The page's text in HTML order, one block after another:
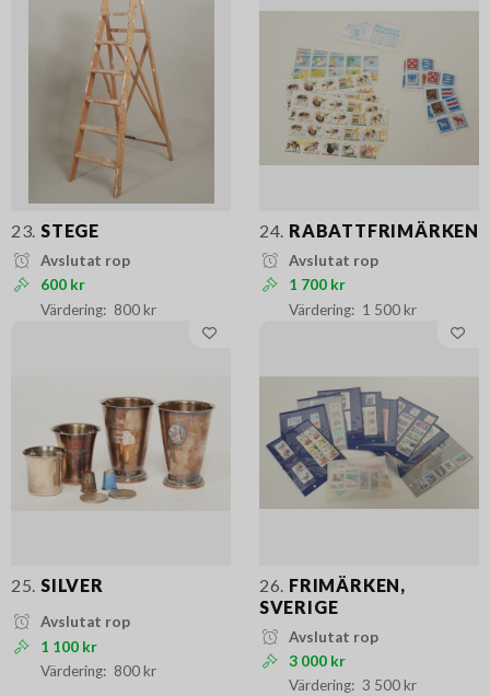
23. STEGE
Avslutat rop
600 kr
800 kr
24. RABATTFRIMÄRKEN
Avslutat rop
1 700 kr
1 500 kr
25. SILVER
Avslutat rop
1 100 kr
800 kr
26. FRIMÄRKEN,
SVERIGE
Avslutat rop
3 000 kr
3 500 kr